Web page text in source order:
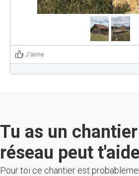
J'aime
Tu as un
réseau peut
Pour toi ce chantier est